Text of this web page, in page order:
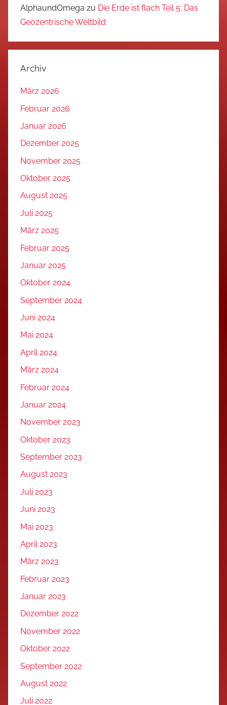
AlphaundOmega zu Die Erde ist flach Teil 5: Das
Geozentrische Weltbild
Archiv
März 2026
Februar 2026
Januar 2026
Dezember 2025
November 2025
Oktober 2025
August 2025
Juli 2025
März 2025
Februar 2025
Januar 2025
Oktober 2024
September 2024
Juni 2024
Mai 2024
April 2024
März 2024
Februar 2024
Januar 2024
November 2023
Oktober 2023
September 2023
August 2023
Juli 2023
Juni 2023
Mai 2023
April 2023
März 2023
Februar 2023
Januar 2023
Dezember 2022
November 2022
Oktober 2022
September 2022
August 2022
Juli 2022